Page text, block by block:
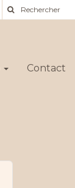
Contact
Rechercher